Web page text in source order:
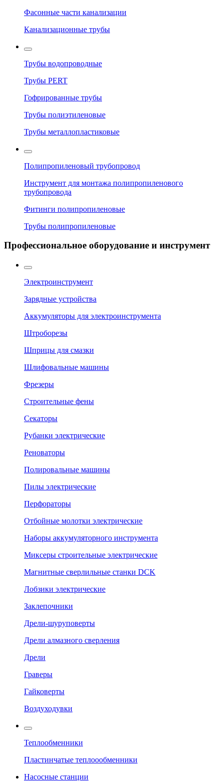
Фасонные части канализации
Канализационные трубы
Трубы водопроводные
Трубы PERT
Гофрированные трубы
Трубы полиэтиленовые
Трубы металлопластиковые
Полипропиленовый трубопровод
Инструмент для монтажа полипропиленового
трубопровода
Фитинги полипропиленовые
Трубы полипропиленовые
Профессиональное оборудование и инструмент
Электроинструмент
Зарядные устройства
Аккумуляторы для электроинструмента
Штроборезы
Шприцы для смазки
Шлифовальные машины
Фрезеры
Строительные фены
Секаторы
Рубанки электрические
Реноваторы
Полировальные машины
Пилы электрические
Перфораторы
Отбойные молотки электрические
Наборы аккумуляторного инструмента
Миксеры строительные электрические
Магнитные сверлильные станки DCK
Лобзики электрические
Заклепочники
Дрели-шуруповерты
Дрели алмазного сверления
Дрели
Граверы
Гайковерты
Воздуходувки
Теплообменники
Пластинчатые теплоообменники
Насосные станции